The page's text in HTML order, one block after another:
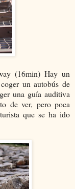
(16min) Hay un
un autobús de
una guía auditiva
de ver, pero poca
que se ha ido